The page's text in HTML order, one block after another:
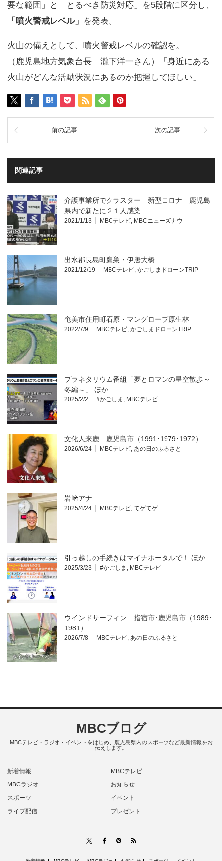
要な範囲」と「とるべき防災対応」を5段階に区分し、
「噴火警戒レベル」 を発表。
火山の備えとして、噴火警戒レベルの確認を。
（鹿児島地方気象台長 瀧下洋一さん）「身近にある
火山がどんな活動状況にあるのか把握してほしい」
前の記事 次の記事
関連記事
介護事業所でクラスター 新型コロナ 鹿児島
県内で新たに２１人感染…
2021/1/13 MBCテレビ, MBCニューズナウ
出水郡長島町鷹巣・伊唐大橋
2021/12/19 MBCテレビ, かごしまドローンTRIP
奄美市住用町石原・マングローブ原生林
2022/7/9 MBCテレビ, かごしまドローンTRIP
プラネタリウム番組「夢とロマンの星空散歩～
冬編～」 ほか
2025/2/2 #かごしま , MBCテレビ
文化人来鹿 鹿児島市（1991･1979･1972）
2026/6/24 MBCテレビ, あの日のふるさと
岩﨑アナ
2025/4/24 MBCテレビ, てゲてゲ
引っ越しの手続きはマイナポータルで！ ほか
2025/3/23 #かごしま , MBCテレビ
ウインドサーフィン 指宿市･鹿児島市（1989･
1981）
2026/7/8 MBCテレビ, あの日のふるさと
MBCブログ
MBCテレビ・ラジオ・イベントをはじめ、鹿児島県内のスポーツなど最新情報をお
伝えします。
新着情報
MBCテレビ
MBCラジオ
お知らせ
スポーツ
イベント
ライブ配信
プレゼント
FacebookPinterest
RSS